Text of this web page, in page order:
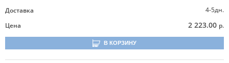
Доставка
4-5дн.
Цена
2 223.00 р.
В КОРЗИНУ